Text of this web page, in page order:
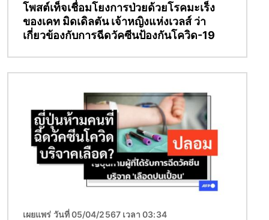
โพสต์เท็จเชื่อมโยงการป่วยด้วยโรคมะเร็ง
ของเคท มิดเดิลตัน เจ้าหญิงแห่งเวลส์ ว่า
เกี่ยวข้องกับการฉีดวัคซีนป้องกันโควิด-19
เผยแพร่ วันที่ 05/04/2567 เวลา 03:34